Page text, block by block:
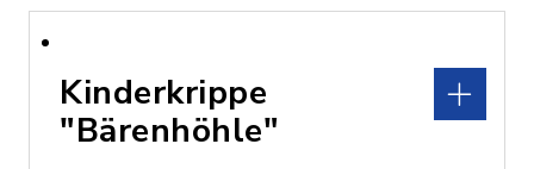
Kinderkrippe
"Bärenhöhle"